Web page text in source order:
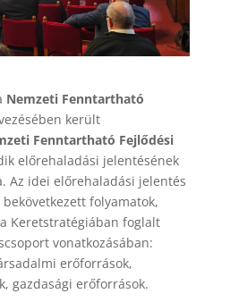
Nemzeti Fenntartható
került
Fenntartható Fejlődési
előrehaladási jelentésének
Az idei előrehaladási jelentés
folyamatok,
Keretstratégiában foglalt
vonatkozásában:
erőforrások,
gazdasági erőforrások.